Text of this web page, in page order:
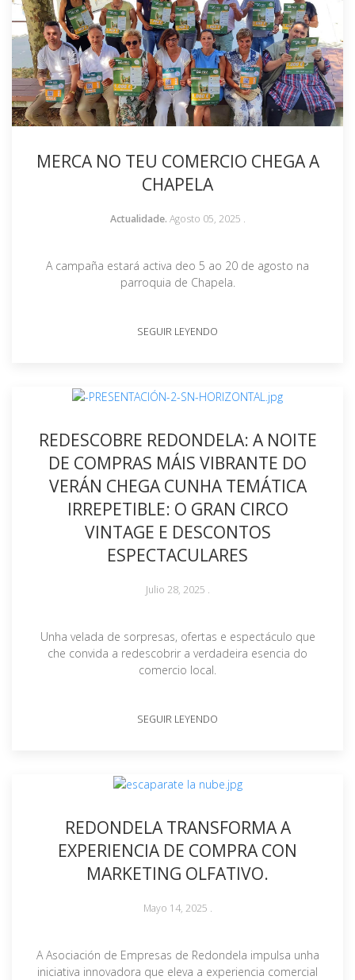
MERCA NO TEU COMERCIO CHEGA A
CHAPELA
Actualidade. Agosto 05, 2025 .
A campaña estará activa deo 5 ao 20 de agosto na
parroquia de Chapela.
SEGUIR LEYENDO
REDESCOBRE REDONDELA: A NOITE
DE COMPRAS MÁIS VIBRANTE DO
VERÁN CHEGA CUNHA TEMÁTICA
IRREPETIBLE: O GRAN CIRCO
VINTAGE E DESCONTOS
ESPECTACULARES
Julio 28, 2025 .
Unha velada de sorpresas, ofertas e espectáculo que
che convida a redescobrir a verdadeira esencia do
comercio local.
SEGUIR LEYENDO
REDONDELA TRANSFORMA A
EXPERIENCIA DE COMPRA CON
MARKETING OLFATIVO.
Mayo 14, 2025 .
A Asociación de Empresas de Redondela impulsa unha
iniciativa innovadora que eleva a experiencia comercial